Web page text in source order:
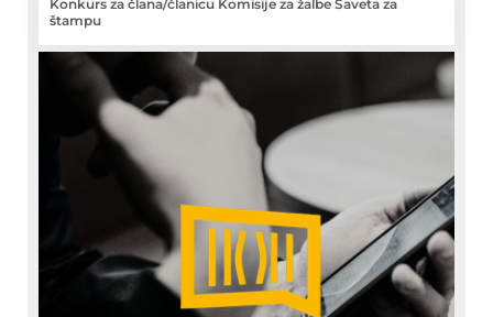
Konkurs za člana/članicu Komisije za žalbe Saveta za
štampu